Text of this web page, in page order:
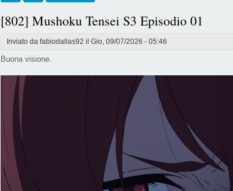
[802] Mushoku Tensei S3 Episodio 01
Inviato da fabiodallas92 il Gio, 09/07/2026 - 05:46
Buona visione.